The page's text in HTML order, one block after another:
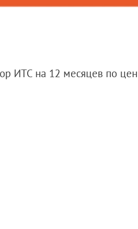
ИТС на 12 месяцев по